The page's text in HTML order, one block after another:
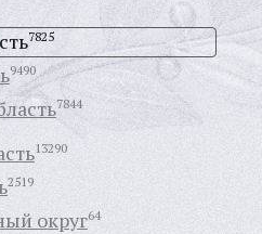
7825
9490
7844
13290
2519
округ64